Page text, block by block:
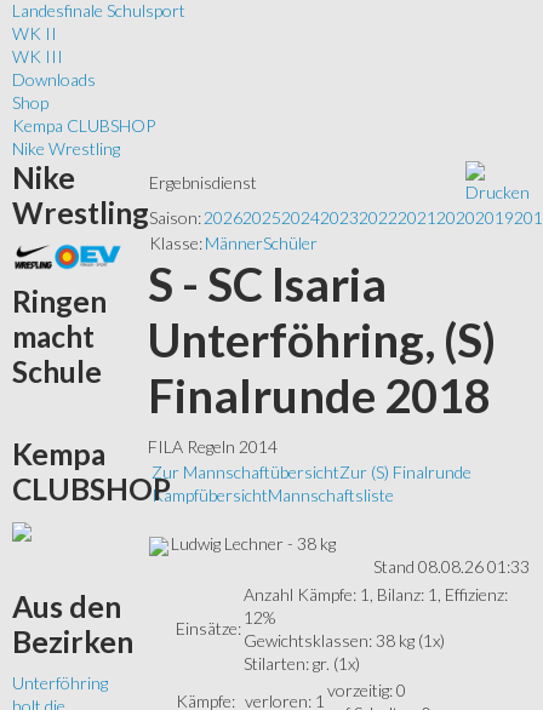
Landesfinale Schulsport
WK II
WK III
Downloads
Shop
Kempa CLUBSHOP
Nike Wrestling
Ergebnisdienst
Saison:202620252024202320222021 20202019
Klasse:MännerSchüler
S - SC Isaria
Unterföhring, (S)
Finalrunde 2018
FILA Regeln 2014
Zur MannschaftübersichtZur (S) Finalrunde
KampfübersichtMannschaftsliste
Ludwig Lechner - 38 kg
Stand 08.08.26 01:33
Einsätze:
Anzahl Kämpfe: 1, Bilanz: 1, Effizienz:
12%
Gewichtsklassen: 38 kg (1x)
Stilarten: gr. (1x)
Kämpfe: verloren: 1
vorzeitig: 0
Nike
Wrestling
Ringen
macht
Schule
Kempa
CLUBSHOP
Aus den
Bezirken
Unterföhring